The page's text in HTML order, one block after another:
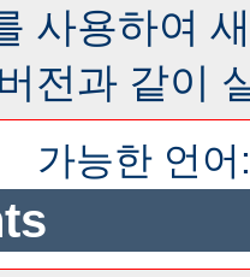
사용하여
전과 같이
가능한 언